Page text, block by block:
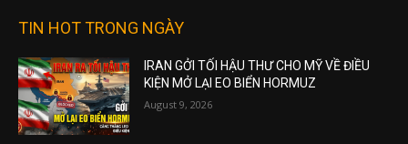
TIN HOT TRONG NGÀY
IRAN GỞI TỐI HẬU THƯ CHO MỸ VỀ ĐIỀU
KIỆN MỞ LẠI EO BIỂN HORMUZ
August 9, 2026